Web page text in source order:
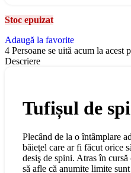
Stoc epuizat
Adaugă la favorite
4 Persoane se uită acum la acest
Descriere
Tufișul de
Plecând de la o întâmplare
băieţel care ar fi făcut orice
desiş de spini. Atras în
să afle că anumite limite